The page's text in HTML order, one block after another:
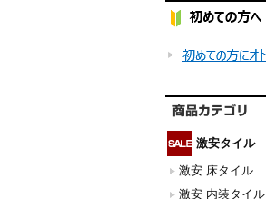
激安タイル
激安 床タイル
激安 内装タイル